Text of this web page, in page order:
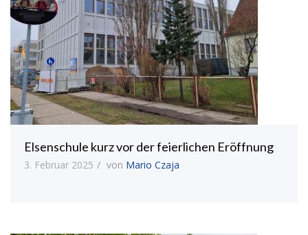
Elsenschule kurz vor der feierlichen Eröffnung
3. Februar 2025 von Mario Czaja